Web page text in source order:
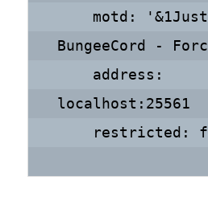
BungeeCord -
localhost:25561
restricted: